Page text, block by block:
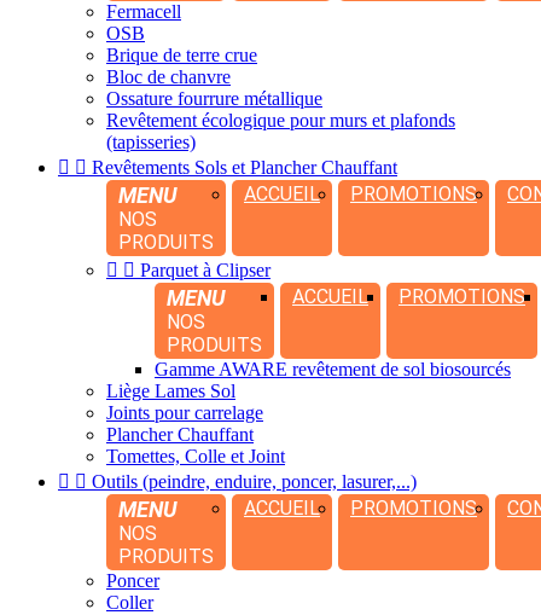
Fermacell
OSB
Brique de terre crue
Bloc de chanvre
Ossature fourrure métallique
Revêtement écologique pour murs et plafonds
(tapisseries)
  Revêtements Sols et Plancher Chauffant
MENU
NOS
PRODUITS
ACCUEIL PROMOTIONS
  Parquet à Clipser
MENU
NOS
PRODUITS
ACCUEIL PROMOTIONS
Gamme AWARE revêtement de sol biosourcés
Liège Lames Sol
Joints pour carrelage
Plancher Chauffant
Tomettes, Colle et Joint
  Outils (peindre, enduire, poncer, lasurer,...)
MENU
NOS
PRODUITS
ACCUEIL PROMOTIONS
Poncer
Coller